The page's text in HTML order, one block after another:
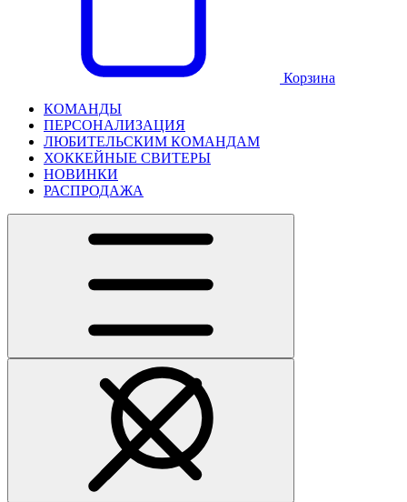
Корзина
КОМАНДЫ
ПЕРСОНАЛИЗАЦИЯ
ЛЮБИТЕЛЬСКИМ КОМАНДАМ
ХОККЕЙНЫЕ СВИТЕРЫ
НОВИНКИ
РАСПРОДАЖА